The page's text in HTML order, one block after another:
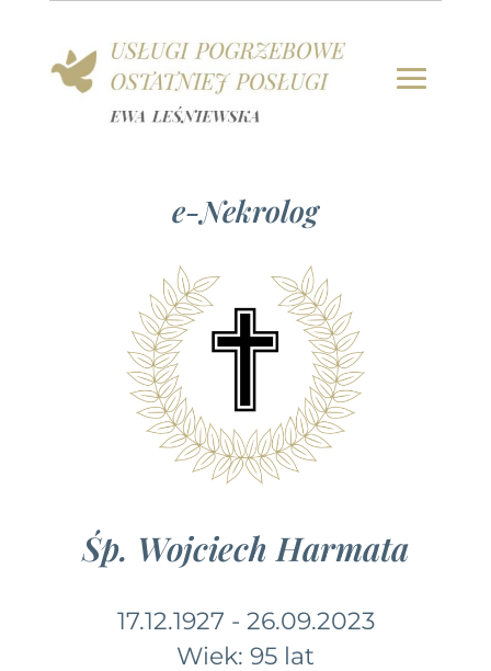
e-Nekrolog
Śp. Wojciech Harmata
17.12.1927 - 26.09.2023
Wiek: 95 lat